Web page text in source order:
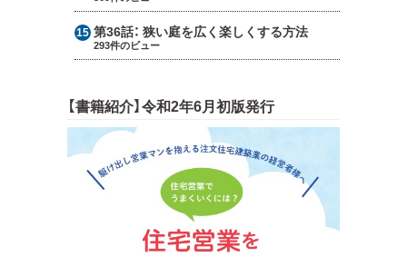
第36話：狭い庭を広く楽しくする方法
293件のビュー
【書籍紹介】令和2年6月初版発行